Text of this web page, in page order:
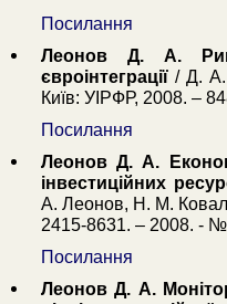
Посилання
Леонов Д. А.
євроінтеграції / Д. А.
Київ: УІРФР, 2008. –
Посилання
Леонов Д. А.
інвестиційних
А. Леонов, Н. М.
2415-8631. – 2008. -
Посилання
Леонов Д. А.